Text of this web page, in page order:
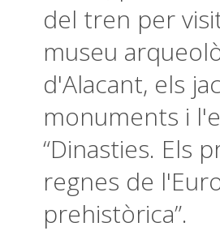
del tren per
museu
d'Alacant, els
monuments i
“Dinasties. Els
regnes de
prehistòrica”.